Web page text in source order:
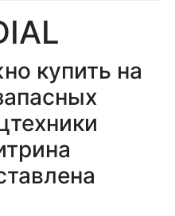
купить на